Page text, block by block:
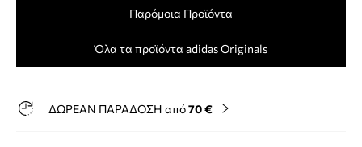
Παρόμοια Προϊόντα
Όλα τα προϊόντα adidas Originals
ΔΩΡΕΑΝ ΠΑΡΑΔΟΣΗ από70 €